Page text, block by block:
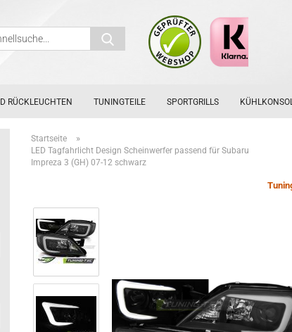
Schnellsuche...
RÜCKLEUCHTEN TUNINGTEILE SPORTGRILLS
Startseite »
LED Tagfahrlicht Design Scheinwerfer passend für Subaru
Impreza 3 (GH) 07-12 schwarz